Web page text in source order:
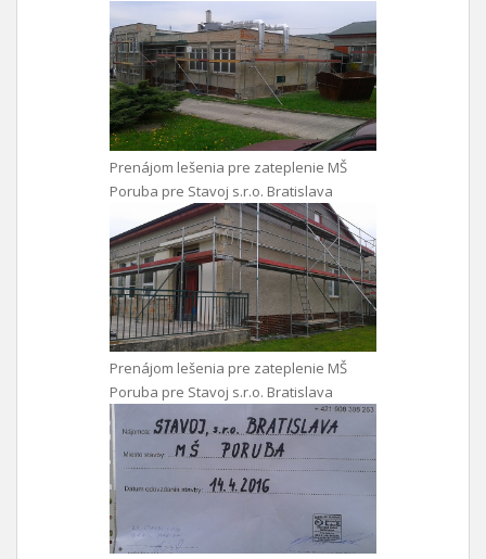
Prenájom lešenia pre zateplenie MŠ
Poruba pre Stavoj s.r.o. Bratislava
Prenájom lešenia pre zateplenie MŠ
Poruba pre Stavoj s.r.o. Bratislava